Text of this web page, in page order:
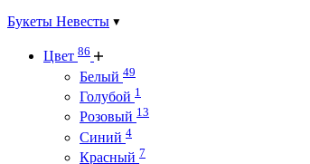
Букеты Невесты
Цвет 86
Белый 49
Голубой 1
Розовый 13
Синий 4
Красный 7